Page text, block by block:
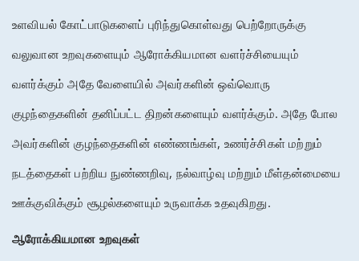
உளவியல் கோட்பாடுகளைப் புரிந்துகொள்வது பெற்றோருக்கு
வலுவான உறவுகளையும் ஆரோக்கியமான வளர்ச்சியையும்
வளர்க்கும் அதே வேளையில் அவர்களின் ஒவ்வொரு
குழந்தைகளின் தனிப்பட்ட திறன்களையும் வளர்க்கும். அதே போல
அவர்களின் குழந்தைகளின் எண்ணங்கள், உணர்ச்சிகள் மற்றும்
நடத்தைகள் பற்றிய நுண்ணறிவு, நல்வாழ்வு மற்றும் மீள்தன்மையை
ஊக்குவிக்கும் சூழல்களையும் உருவாக்க உதவுகிறது.
ஆரோக்கியமான உறவுகள்